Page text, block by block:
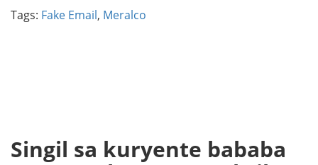
Tags: Fake Email, Meralco
Singil sa kuryente bababa